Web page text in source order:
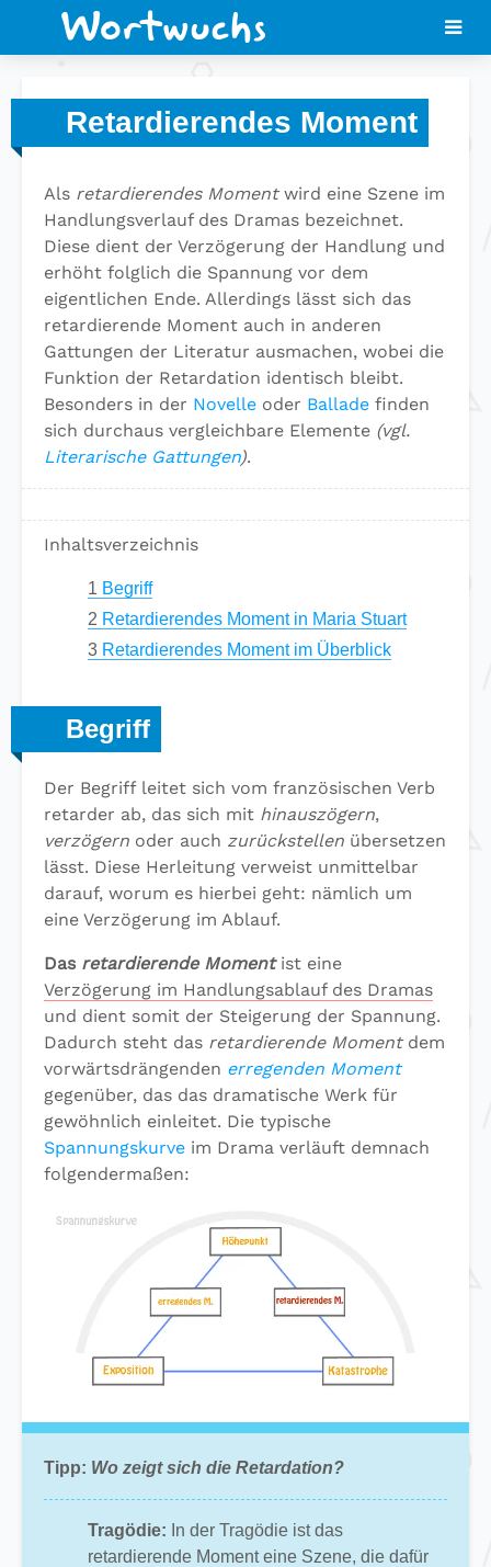
Retardierendes Moment
Als retardierendes Momentwird eine Szene im
Handlungsverlauf des Dramas bezeichnet.
Diese dient der Verzögerung der Handlung und
erhöht folglich die Spannung vor dem
eigentlichen Ende. Allerdings lässt sich das
retardierende Moment auch in anderen
Gattungen der Literatur ausmachen, wobei die
Funktion der Retardation identisch bleibt.
Besonders in der Novelle oder Ballade finden
sich durchaus vergleichbare Elemente (vgl.
Literarische Gattungen).
Inhaltsverzeichnis
1 Begriff
2 Retardierendes Moment in Maria Stuart
3 Retardierendes Moment im Überblick
Begriff
Der Begriff leitet sich vom französischen Verb
retarder ab, das sich mit hinauszögern,
verzögern oder auch zurückstellen übersetzen
lässt. Diese Herleitung verweist unmittelbar
darauf, worum es hierbei geht: nämlich um
eine Verzögerung im Ablauf.
Das retardierende Momentist eine
Verzögerung im Handlungsablauf des Dramas
und dient somit der Steigerung der Spannung.
Dadurch steht das retardierende Momentdem
vorwärtsdrängenden erregenden Moment
gegenüber, das das dramatische Werk für
gewöhnlich einleitet. Die typische
Spannungskurve im Drama verläuft demnach
folgendermaßen:
Tipp: Wo zeigt sich die Retardation?
Tragödie: In der Tragödie ist das
retardierende Moment eine Szene, die dafür